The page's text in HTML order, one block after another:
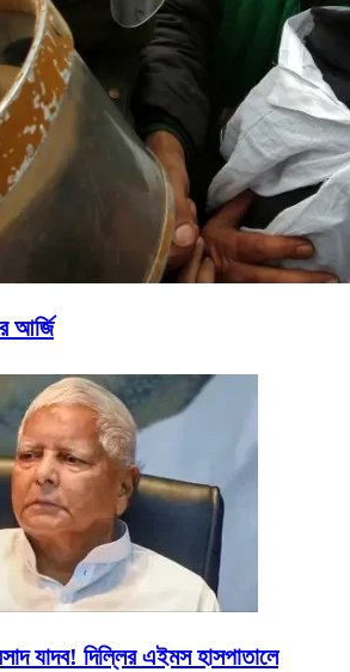
আর্জি
যাদব! দিল্লির এইমস হাসপাতালে